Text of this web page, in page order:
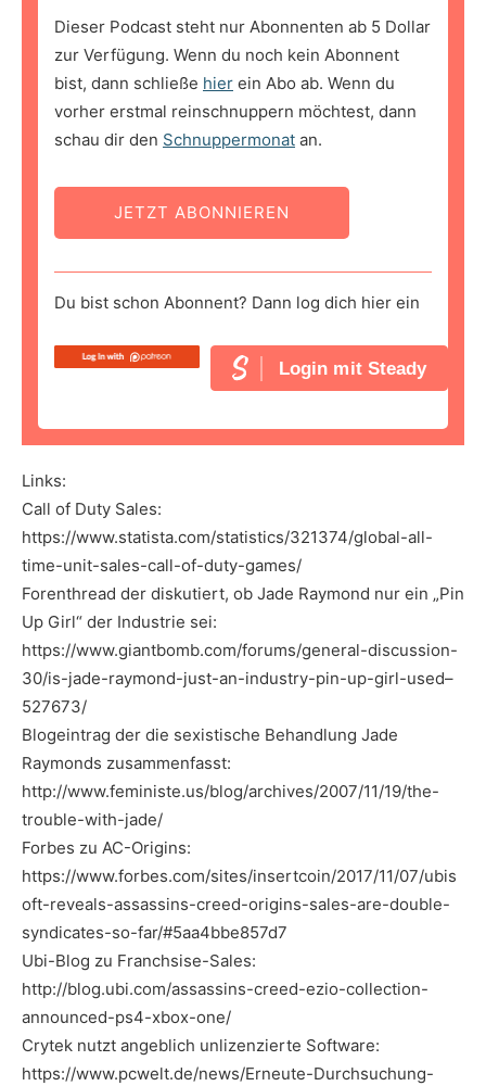
Dieser Podcast steht nur Abonnenten ab 5 Dollar
zur Verfügung. Wenn du noch kein Abonnent
bist, dann schließe hier ein Abo ab. Wenn du
vorher erstmal reinschnuppern möchtest, dann
schau dir den Schnuppermonat an.
JETZT ABONNIEREN
Du bist schon Abonnent? Dann log dich hier ein
Login mit Steady
Links:
Call of Duty Sales:
https://www.statista.com/statistics/321374/global-all-
time-unit-sales-call-of-duty-games/
Forenthread der diskutiert, ob Jade Raymond nur ein „Pin
Up Girl“ der Industrie sei:
https://www.giantbomb.com/forums/general-discussion-
30/is-jade-raymond-just-an-industry-pin-up-girl-used–
527673/
Blogeintrag der die sexistische Behandlung Jade
Raymonds zusammenfasst:
http://www.feministe.us/blog/archives/2007/11/19/the-
trouble-with-jade/
Forbes zu AC-Origins:
https://www.forbes.com/sites/insertcoin/2017/11/07/ubis
oft-reveals-assassins-creed-origins-sales-are-double-
syndicates-so-far/#5aa4bbe857d7
Ubi-Blog zu Franchsise-Sales:
http://blog.ubi.com/assassins-creed-ezio-collection-
announced-ps4-xbox-one/
Crytek nutzt angeblich unlizenzierte Software:
https://www.pcwelt.de/news/Erneute-Durchsuchung-